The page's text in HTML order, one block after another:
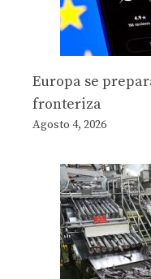
Europa se
fronteriza
Agosto 4, 2026